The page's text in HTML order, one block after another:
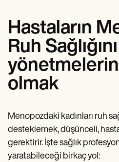
Hastaların
Ruh Sağlığını
olmak
Menopozdaki kadınları ruh
desteklemek, düşünceli,
gerektirir. İşte sağlık
yaratabileceği birkaç yol: